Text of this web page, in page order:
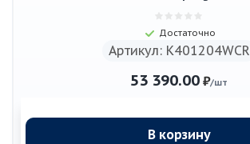
Достаточно
Артикул: K401204WCR
53 390.00 ₽/шт
В корзину